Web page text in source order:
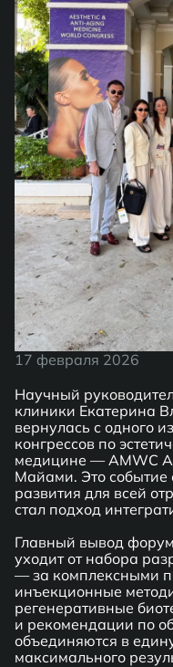
17 февраля 2026
Научный
клиники Екатерина
вернулась с одного
конгрессов по
медицине — AMWC
Майами. Это событие
развития для всей
стал подход
Главный вывод
уходит от набора
— за комплексными
инъекционные
регенеративные
и рекомендации по
объединяются в
максимального